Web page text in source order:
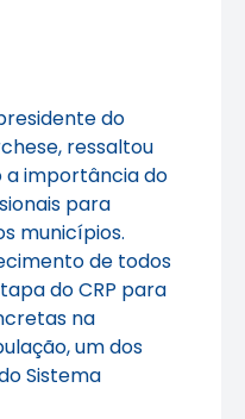
do
ressaltou
a importância do
para
municípios.
de todos
do CRP para
na
um dos
Sistema